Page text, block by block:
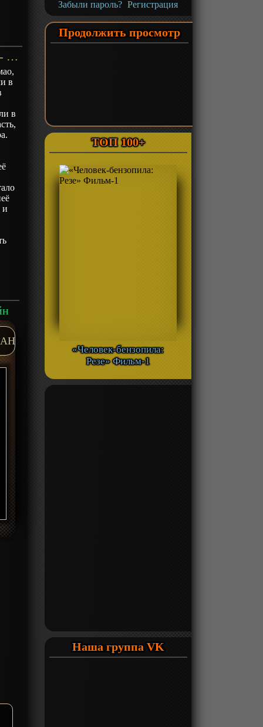
«Монолог фармацевта 2» ТВ-2 - описание
в
в
и
AH
Забыли пароль? Регистрация
Продолжить просмотр
ТОП 100+
«Человек-бензопила:
Резе» Фильм-1
Наша группа VK